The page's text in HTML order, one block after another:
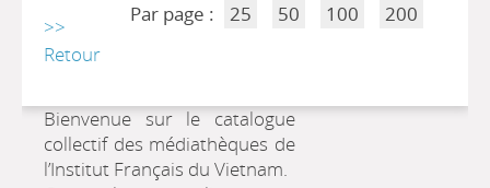
Par page :
25 50 100 200
>>
Retour
Bienvenue sur le catalogue
collectif des médiathèques de
l’Institut Français du Vietnam.